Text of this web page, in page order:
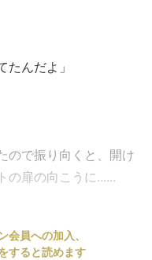
たんだよ」
ので振り向くと、開け
の扉の向こうに......
員への加入、
すると読めます